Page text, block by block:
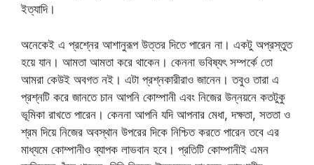
ইত্যাদি।
অনেকেই এ প্রশ্নের আশানুরূপ উত্তর দিতে পারেন না। একটু অপ্রস্তুত
হয়ে যান। আমতা আমতা করে থাকেন। কেননা ভবিষ্যৎ সম্পর্কে তো
আমরা কেউই অবগত নই। এটা প্রশ্নকারীরাও জানেন। তবুও তারা এ
প্রশ্নটি করে জানতে চান আপনি কোম্পানী এবং নিজের উন্নয়নে কতটুকু
ভূমিকা রাখতে পারেন। কেননা আপনি যদি আপনার মেধা, দক্ষতা, সততা ও
শ্রম দিয়ে নিজের অবস্থান উপরের দিকে নিশ্চিত করতে পারেন তবে এর
মাধ্যমে কোম্পানীও ব্যাপক লাভবান হবে। প্রতিটি কোম্পানীই এমন